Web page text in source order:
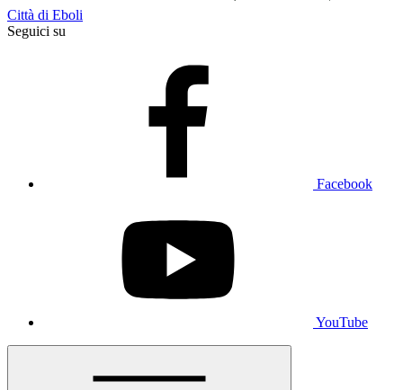
Città di Eboli
Seguici su
Facebook
YouTube